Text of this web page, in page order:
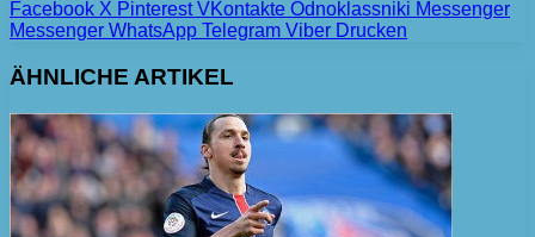
Facebook X Pinterest VKontakte Odnoklassniki Messenger
Messenger WhatsApp Telegram Viber Drucken
ÄHNLICHE ARTIKEL